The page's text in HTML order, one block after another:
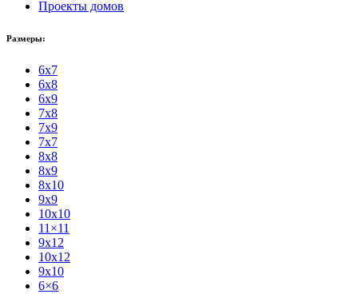
Проекты домов
Размеры:
6x7
6x8
6x9
7x8
7x9
7x7
8x8
8x9
8x10
9x9
10x10
11×11
9x12
10x12
9x10
6×6